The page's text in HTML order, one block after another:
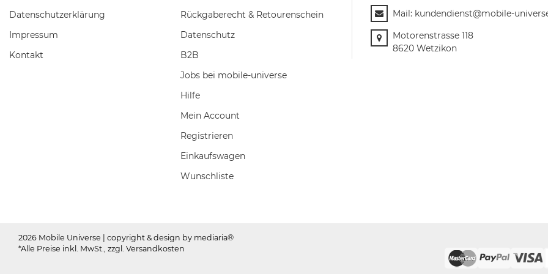
Daten­schutz­erklärung
Impressum
Kontakt
Rückgaberecht & Retourenschein
Datenschutz
B2B
Jobs bei mobile-universe
Hilfe
Mein Account
Registrieren
Einkaufswagen
Wunschliste
Mail: kundendienst@mobile-
Motorenstrasse 118
8620 Wetzikon
2026 Mobile Universe
| copyright & design by mediaria®
*Alle Preise inkl. MwSt., zzgl. Versandkosten